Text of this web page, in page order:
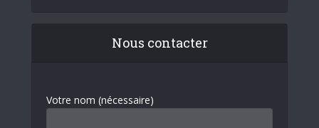
Nous contacter
Votre nom (nécessaire)